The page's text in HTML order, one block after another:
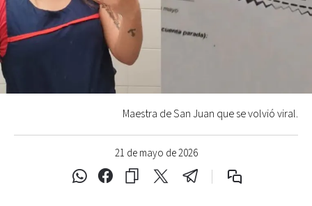
21 de mayo de 2026
Maestra de San Juan que se volvió viral.